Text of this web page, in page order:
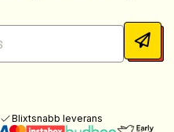
Blixtsnabb leverans